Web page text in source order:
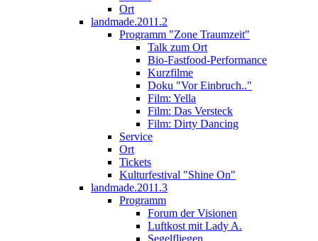
Ort
landmade.2011.2
Programm "Zone Traumzeit"
Talk zum Ort
Bio-Fastfood-Performance
Kurzfilme
Doku "Vor Einbruch.."
Film: Yella
Film: Das Versteck
Film: Dirty Dancing
Service
Ort
Tickets
Kulturfestival "Shine On"
landmade.2011.3
Programm
Forum der Visionen
Luftkost mit Lady A.
Segelfliegen